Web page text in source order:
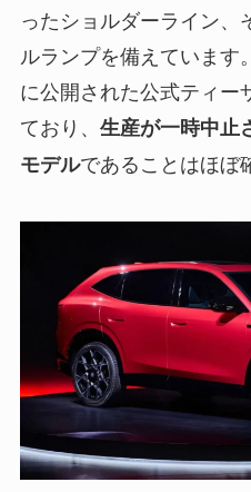
ったショルダーライン、
ルランプを備えています
に公開された公式ティー
ており、 生産が一時中止
モデルであることはほぼ